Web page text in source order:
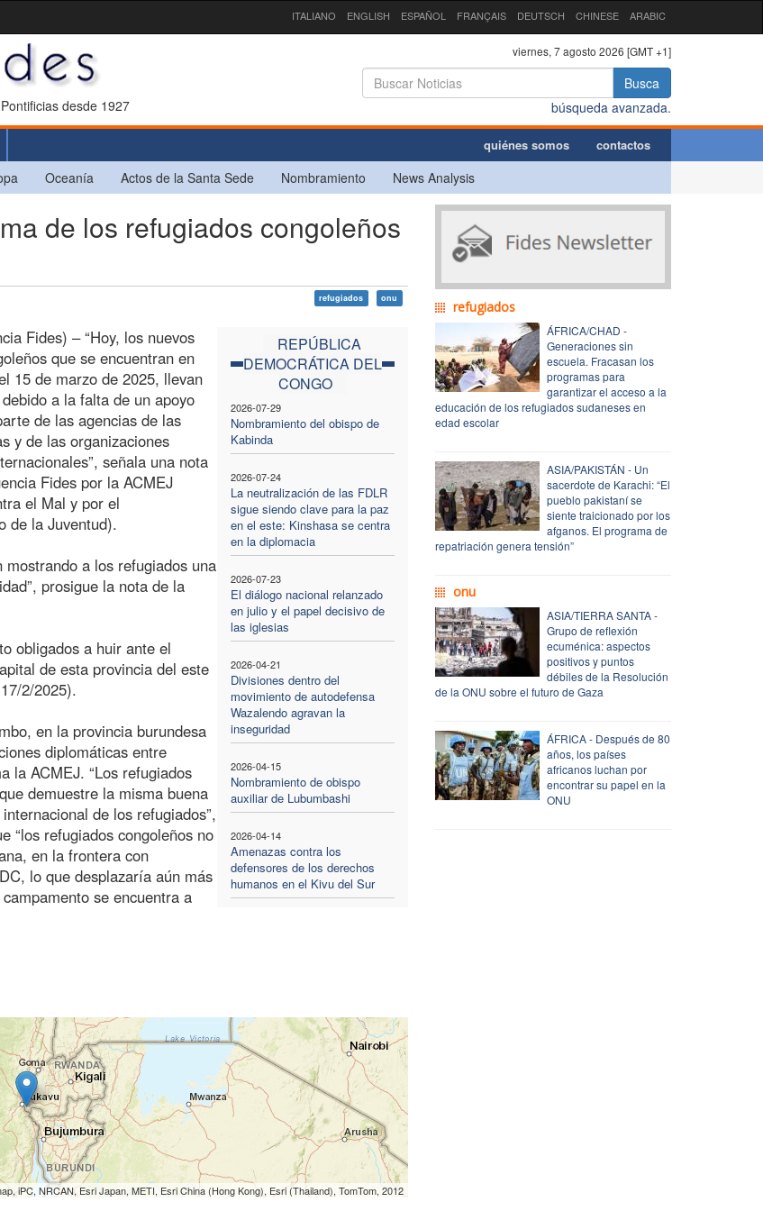
ITALIANO ENGLISH ESPAÑOL FRANÇAIS DEUTSCH CHINESE ARABIC
desde 1927
viernes, 7 agosto 2026 [GMT +1]
Busca
búsqueda avanzada.
quiénes somos contactos
Oceanía Actos de la Santa Sede Nombramiento News Analysis
de los refugiados congoleños
refugiados onu
REPÚBLICA
DEMOCRÁTICA DEL
CONGO
2026-07-29
Nombramiento del obispo de
Kabinda
2026-07-24
La neutralización de las FDLR
sigue siendo clave para la paz
en el este: Kinshasa se centra
en la diplomacia
2026-07-23
El diálogo nacional relanzado
en julio y el papel decisivo de
las iglesias
2026-04-21
Divisiones dentro del
movimiento de autodefensa
Wazalendo agravan la
inseguridad
2026-04-15
Nombramiento de obispo
auxiliar de Lubumbashi
2026-04-14
Amenazas contra los
defensores de los derechos
humanos en el Kivu del Sur
Fides) – “Hoy, los nuevos
que se encuentran en
15 de marzo de 2025, llevan
a la falta de un apoyo
de las agencias de las
y de las organizaciones
señala una nota
Fides por la ACMEJ
el Mal y por el
de la Juventud).
a los refugiados una
prosigue la nota de la
obligados a huir ante el
de esta provincia del este
2/2025).
en la provincia burundesa
diplomáticas entre
la ACMEJ. “Los refugiados
demuestre la misma buena
de los refugiados”,
“los refugiados congoleños no
en la frontera con
lo que desplazaría aún más
se encuentra a
iPC, NRCAN, Esri Japan, METI, Esri China (Hong Kong), Esri (Thailand), TomTom, 2012
refugiados
ÁFRICA/CHAD -
Generaciones sin
escuela. Fracasan los
programas para
garantizar el acceso a la
educación de los refugiados sudaneses en
edad escolar
ASIA/PAKISTÁN - Un
sacerdote de Karachi: “El
pueblo pakistaní se
siente traicionado por los
afganos. El programa de
repatriación genera tensión”
onu
ASIA/TIERRA SANTA -
Grupo de reflexión
ecuménica: aspectos
positivos y puntos
débiles de la Resolución
de la ONU sobre el futuro de Gaza
ÁFRICA - Después de 80
años, los países
africanos luchan por
encontrar su papel en la
ONU